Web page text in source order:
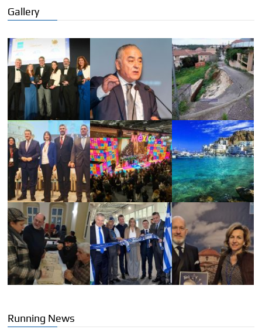
Gallery
Running News